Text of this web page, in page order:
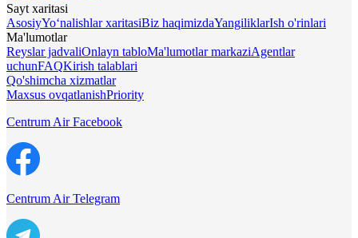
Sayt xaritasi
AsosiyYo‘nalishlar xaritasiBiz haqimizdaYangiliklarIsh o'rinlari
Ma'lumotlar
Reyslar jadvaliOnlayn tabloMa'lumotlar markaziAgentlar
uchunFAQKirish talablari
Qo'shimcha xizmatlar
Maxsus ovqatlanishPriority
Centrum Air Facebook
Centrum Air Telegram